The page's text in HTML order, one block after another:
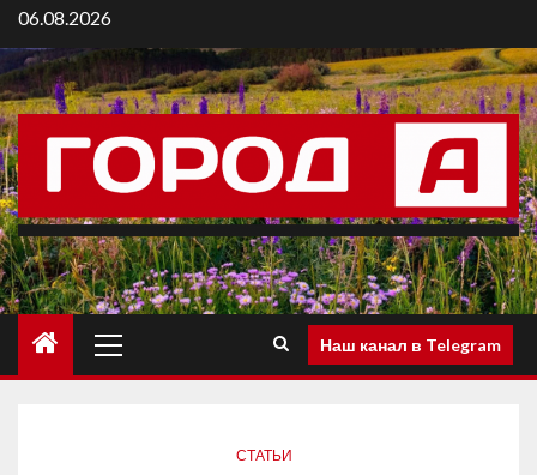
06.08.2026
Наш канал в Telegram
СТАТЬИ